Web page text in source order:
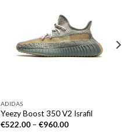
ADIDAS
Yeezy Boost 350 V2 Israfil
€522.00– €960.00